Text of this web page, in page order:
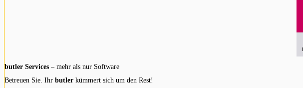
butler Services – mehr als nur Software
Betreuen Sie. Ihr butler kümmert sich um den Rest!